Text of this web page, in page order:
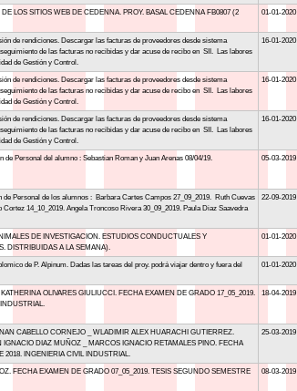
LOS SITIOS WEB DE CEDENNA. PROY. BASAL CEDENNA FB0807 (2
01-01-2020
de rendiciones. Descargar las facturas de proveedores desde sistema
de las facturas no recibidas y dar acuse de recibo en SII. Las labores
de Gestión y Control.
16-01-2020
de rendiciones. Descargar las facturas de proveedores desde sistema
de las facturas no recibidas y dar acuse de recibo en SII. Las labores
de Gestión y Control.
16-01-2020
de rendiciones. Descargar las facturas de proveedores desde sistema
de las facturas no recibidas y dar acuse de recibo en SII. Las labores
de Gestión y Control.
16-01-2020
Personal del alumno : Sebastian Roman y Juan Arenas 08/04/19. 05-03-2019
Personal de los alumnos : Barbara Cartes Campos 27_09_2019. Ruth Cuevas
14_10_2019. Angela Troncoso Rivera 30_09_2019. Paula Diaz Saavedra
22-09-2019
DE INVESTIGACION. ESTUDIOS CONDUCTUALES Y
DISTRIBUIDAS A LA SEMANA).
01-01-2020
de P. Alpinum. Dadas las tareas del proy. podrá viajar dentro y fuera del
01-01-2020
OLIVARES GIULIUCCI. FECHA EXAMEN DE GRADO 17_05_2019.
18-04-2019
CABELLO CORNEJO _ WLADIMIR ALEX HUARACHI GUTIERREZ.
DIAZ MUÑOZ _ MARCOS IGNACIO RETAMALES PINO. FECHA
2018. INGENIERIA CIVIL INDUSTRIAL.
25-03-2019
FECHA EXAMEN DE GRADO 07_05_2019. TESIS SEGUNDO SEMESTRE
08-03-2019